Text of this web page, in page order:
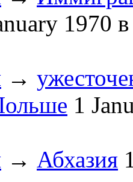
1970
→
1
→ Абхазия